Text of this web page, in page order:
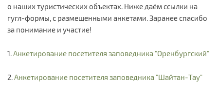
о наших туристических объектах. Ниже даём ссылки на
гугл-формы, с размещенными анкетами. Заранее спасибо
за понимание и участие!
1.Анкетирование посетителя заповедника "Оренбургский"
2.Анкетирование посетителя заповедника "Шайтан-Тау"